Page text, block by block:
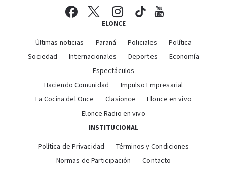
ELONCE
Últimas noticias Paraná Policiales
Política
Sociedad
Internacionales Deportes
Economía
Espectáculos
Haciendo Comunidad
Impulso Empresarial
La Cocina del Once
Clasionce
Elonce en vivo
Elonce Radio en vivo
INSTITUCIONAL
Política de Privacidad
Términos y Condiciones
Normas de Participación
Contacto